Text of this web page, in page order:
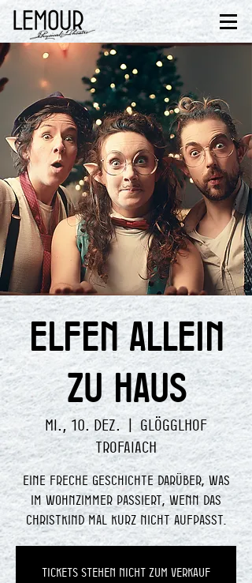
ELFEN ALLEIN
ZU HAUS
Mi., 10. Dez.
  |
Glögglhof
Trofaiach
Eine freche Geschichte darüber, was
im Wohnzimmer passiert, wenn das
Christkind mal kurz nicht aufpasst.
Tickets stehen nicht zum Verkauf